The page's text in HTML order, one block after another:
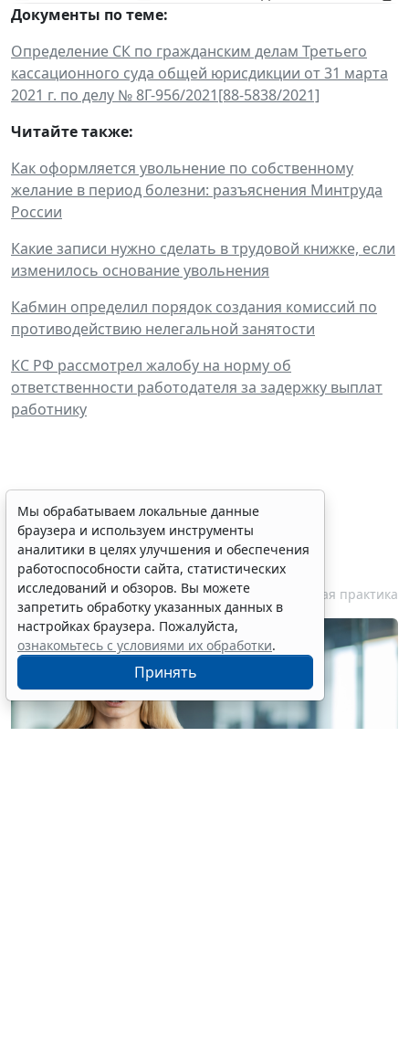
Документы по теме:
Определение СК по гражданским делам Третьего
кассационного суда общей юрисдикции от 31 марта
2021 г. по делу № 8Г-956/2021[88-5838/2021]
Читайте также:
Как оформляется увольнение по собственному
желание в период болезни: разъяснения Минтруда
России
Какие записи нужно сделать в трудовой книжке, если
изменилось основание увольнения
Кабмин определил порядок создания комиссий по
противодействию нелегальной занятости
КС РФ рассмотрел жалобу на норму об
ответственности работодателя за задержку выплат
работнику
Персональные данные
медработника недопустимо
публиковать без его согласия
7 августа 2026 18:27 Судебная практика
Мы обрабатываем локальные данные
браузера и используем инструменты
аналитики в целях улучшения и обеспечения
работоспособности сайта, статистических
исследований и обзоров. Вы можете
запретить обработку указанных данных в
настройках браузера. Пожалуйста,
ознакомьтесь с условиями их обработки.
Принять